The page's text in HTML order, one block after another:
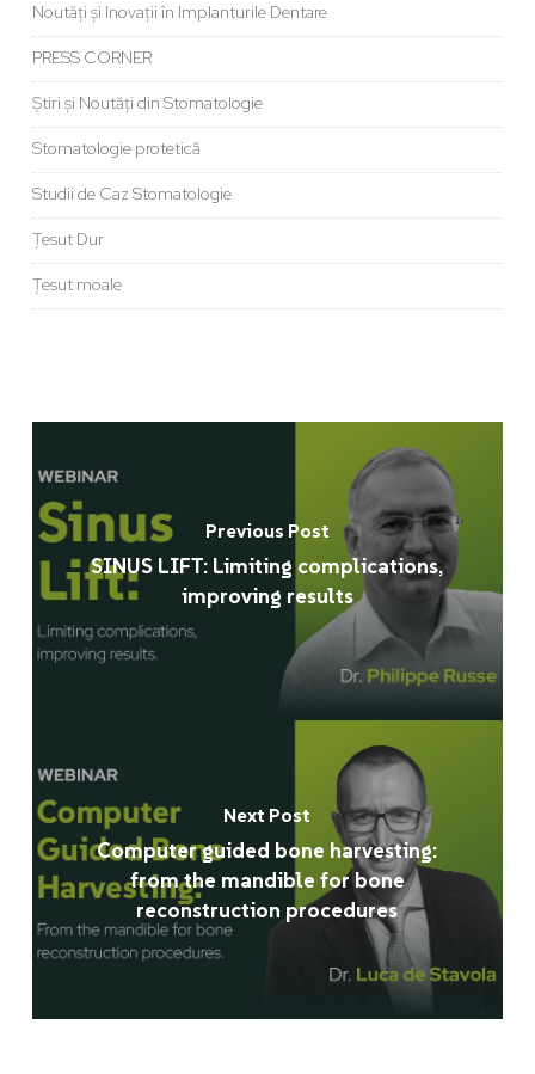
Noutăți și Inovații în Implanturile Dentare
PRESS CORNER
Știri și Noutăți din Stomatologie
Stomatologie protetică
Studii de Caz Stomatologie
Țesut Dur
Țesut moale
Previous Post
SINUS LIFT: Limiting complications,
improving results
Next Post
Computer guided bone harvesting:
from the mandible for bone
reconstruction procedures